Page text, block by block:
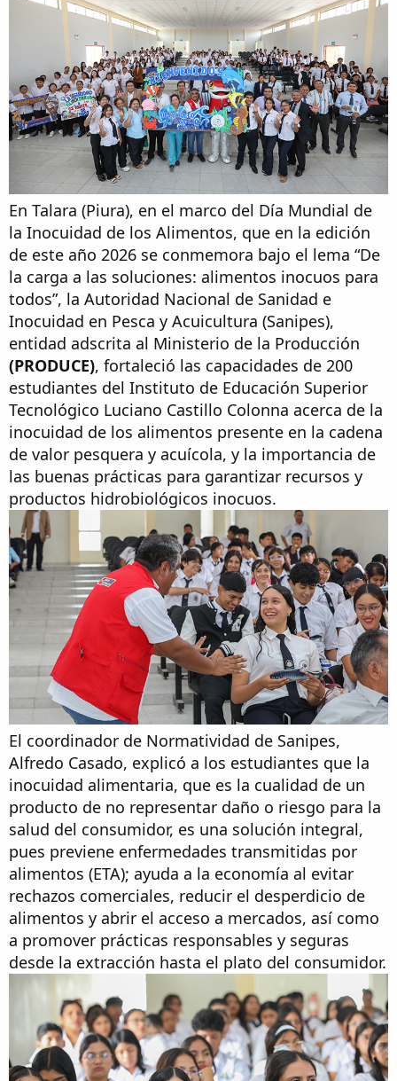
En Talara (Piura), en el marco del Día Mundial de
la Inocuidad de los Alimentos, que en la edición
de este año 2026 se conmemora bajo el lema “De
la carga a las soluciones: alimentos inocuos para
todos”, la Autoridad Nacional de Sanidad e
Inocuidad en Pesca y Acuicultura (Sanipes),
entidad adscrita al Ministerio de la Producción
(PRODUCE), fortaleció las capacidades de 200
estudiantes del Instituto de Educación Superior
Tecnológico Luciano Castillo Colonna acerca de la
inocuidad de los alimentos presente en la cadena
de valor pesquera y acuícola, y la importancia de
las buenas prácticas para garantizar recursos y
productos hidrobiológicos inocuos.
El coordinador de Normatividad de Sanipes,
Alfredo Casado, explicó a los estudiantes que la
inocuidad alimentaria, que es la cualidad de un
producto de no representar daño o riesgo para la
salud del consumidor, es una solución integral,
pues previene enfermedades transmitidas por
alimentos (ETA); ayuda a la economía al evitar
rechazos comerciales, reducir el desperdicio de
alimentos y abrir el acceso a mercados, así como
a promover prácticas responsables y seguras
desde la extracción hasta el plato del consumidor.